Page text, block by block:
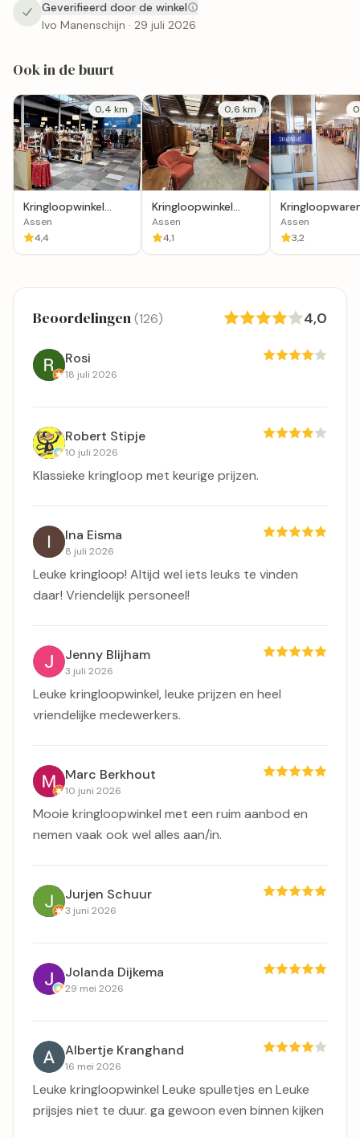
Geverifieerd door de winkel
Ivo Manenschijn · 29 juli 2026
Ook in de buurt
0,4 km
Kringloopwinkel
Terre des Hommes
winkel Assen
Assen
4,4
0,6 km
Kringloopwinkel
GoudGoed Loods
18 Assen
Assen
4,1
Het Goed
Assen
3,2
Beoordelingen(126) 4,0
Rosi
18 juli 2026
Robert Stipje
10 juli 2026
Klassieke kringloop met keurige prijzen.
Ina Eisma
8 juli 2026
Leuke kringloop! Altijd wel iets leuks te vinden
daar! Vriendelijk personeel!
Jenny Blijham
3 juli 2026
Leuke kringloopwinkel, leuke prijzen en heel
vriendelijke medewerkers.
Marc Berkhout
10 juni 2026
Mooie kringloopwinkel met een ruim aanbod en
nemen vaak ook wel alles aan/in.
Jurjen Schuur
3 juni 2026
Jolanda Dijkema
29 mei 2026
Albertje Kranghand
16 mei 2026
Leuke kringloopwinkel Leuke spulletjes en Leuke
prijsjes niet te duur. ga gewoon even binnen kijken